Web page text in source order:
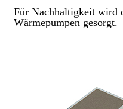
Für Nachhaltigkeit wird
Wärmepumpen gesorgt.